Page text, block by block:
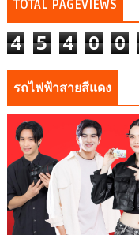
TOTAL PAGEVIEWS
4 5 4 0 0
รถไฟฟ้าสายสีแดง